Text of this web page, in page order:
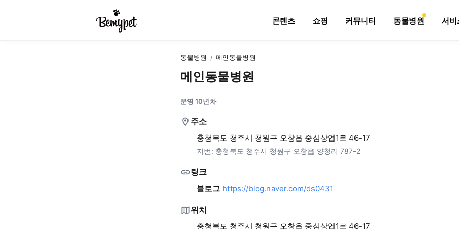
콘텐츠 쇼핑 커뮤니티 동물병원 서비
동물병원 / 메인동물병원
메인동물병원
운영 10년차
주소
충청북도 청주시 청원구 오창읍 중심상업1로 46-17
지번: 충청북도 청주시 청원구 오창읍 양청리 787-2
링크
블로그 https://blog.naver.com/ds0431
위치
충청북도 청주시 청원구 오창읍 중심상업1로 46-17